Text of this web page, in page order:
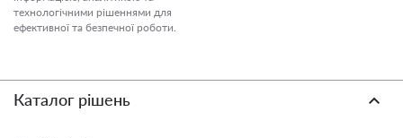
технологічними рішеннями для
ефективної та безпечної роботи.
Каталог рішень